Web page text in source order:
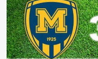
унікальний
для
Полтави
уламок
пічного
кахлю